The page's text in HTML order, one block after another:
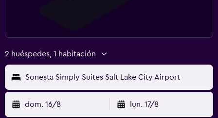
2 huéspedes, 1 habitación
Sonesta Simply Suites Salt Lake City Airport
dom. 16/8 lun. 17/8